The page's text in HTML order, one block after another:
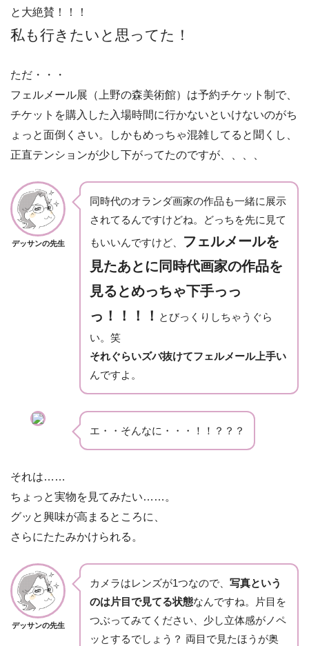
と大絶賛！！！
私も行きたいと思ってた！
ただ・・・
フェルメール展（上野の森美術館）は予約チケット制で、
チケットを購入した入場時間に行かないといけないのがち
ょっと面倒くさい。しかもめっちゃ混雑してると聞くし、
正直テンションが少し下がってたのですが、、、、
デッサンの先生
同時代のオランダ画家の作品も一緒に展示
されてるんですけどね。どっちを先に見て
もいいんですけど、
フェルメールを
見たあとに同時代画家の作品を
見るとめっちゃ下手っっ
っ！！！！ とびっくりしちゃうぐら
い。笑
それぐらいズバ抜けてフェルメール上手い
んですよ。
エ・・そんなに・・・！！？？？
それは……
ちょっと実物を見てみたい……。
グッと興味が高まるところに、
さらにたたみかけられる。
デッサンの先生
カメラはレンズが1つなので、 写真という
のは片目で見てる状態なんですね。片目を
つぶってみてください、少し立体感がノペ
ッとするでしょう？ 両目で見たほうが奥